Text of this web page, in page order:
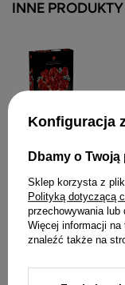
INNE
Klocki LEGO ICONS
Róż 822 Elementy
241,82 zł
Konfiguracja
Dbamy o
Sklep korzysta z
Polityką dotyczącą
przechowywania lub
Więcej informacji na
znaleźć także na